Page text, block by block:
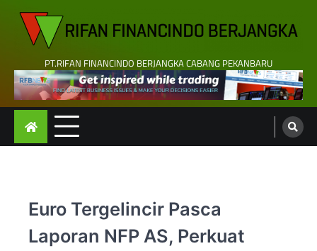
content
PT.RIFAN FINANCINDO BERJANGKA CABANG PEKANBARU
Euro Tergelincir Pasca
Laporan NFP AS, Perkuat